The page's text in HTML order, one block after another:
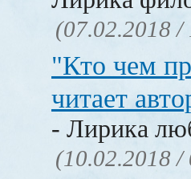
(07.02.2018 /
"Кто чем
читает
- Лирика
(10.02.2018 /